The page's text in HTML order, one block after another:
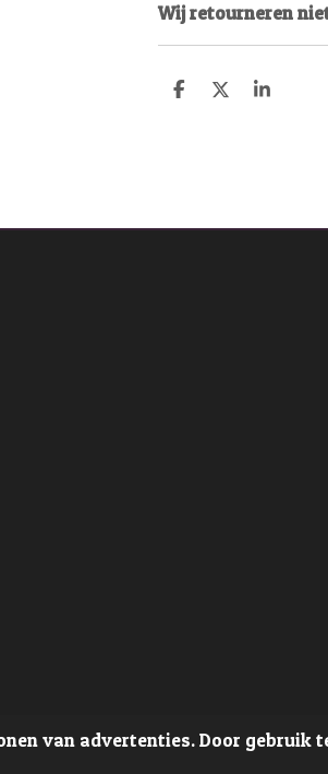
van advertenties. Door gebruik
Wij retourneren
D
D
S